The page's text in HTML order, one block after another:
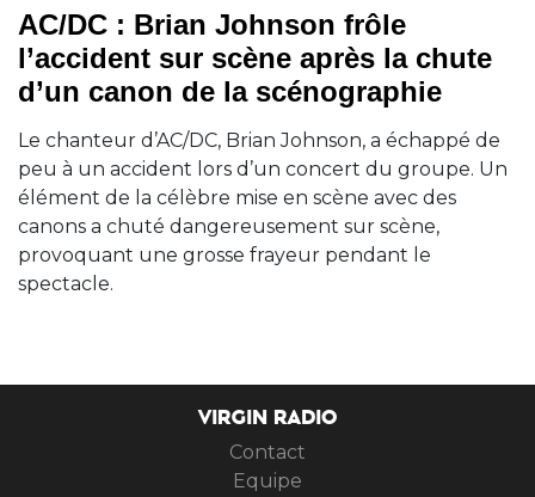
AC/DC : Brian Johnson frôle
l’accident sur scène après la chute
d’un canon de la scénographie
Le chanteur d’AC/DC, Brian Johnson, a échappé de
peu à un accident lors d’un concert du groupe. Un
élément de la célèbre mise en scène avec des
canons a chuté dangereusement sur scène,
provoquant une grosse frayeur pendant le
spectacle.
VIRGIN RADIO
Contact
Equipe